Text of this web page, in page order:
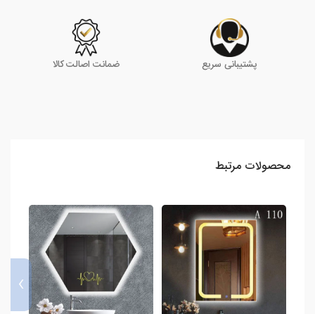
پشتیبانی سریع ضمانت اصالت کالا
محصولات مرتبط
›